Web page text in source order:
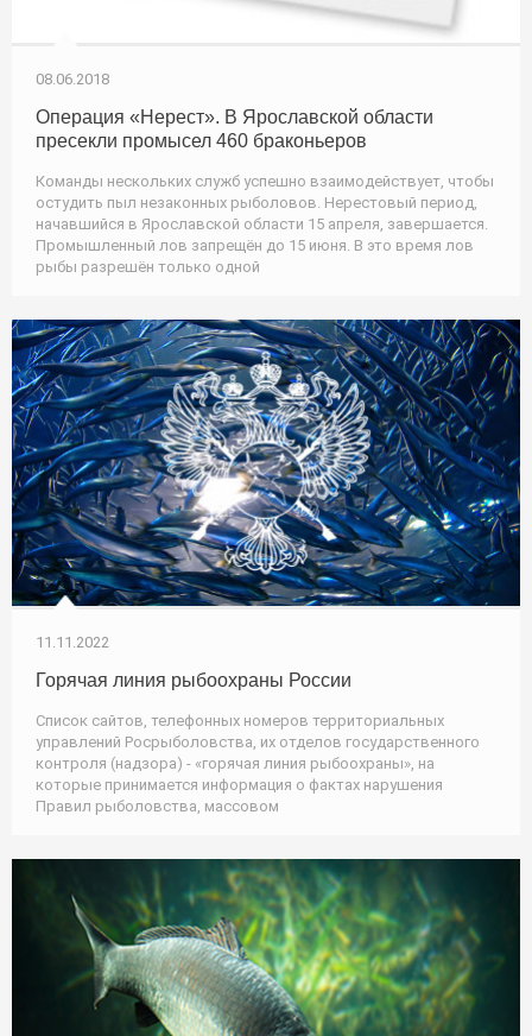
08.06.2018
Операция «Нерест». В Ярославской области
пресекли промысел 460 браконьеров
Команды нескольких служб успешно взаимодействует, чтобы
остудить пыл незаконных рыболовов. Нерестовый период,
начавшийся в Ярославской области 15 апреля, завершается.
Промышленный лов запрещён до 15 июня. В это время лов
рыбы разрешён только одной
11.11.2022
Горячая линия рыбоохраны России
Список сайтов, телефонных номеров территориальных
управлений Росрыболовства, их отделов государственного
контроля (надзора) - «горячая линия рыбоохраны», на
которые принимается информация о фактах нарушения
Правил рыболовства, массовом